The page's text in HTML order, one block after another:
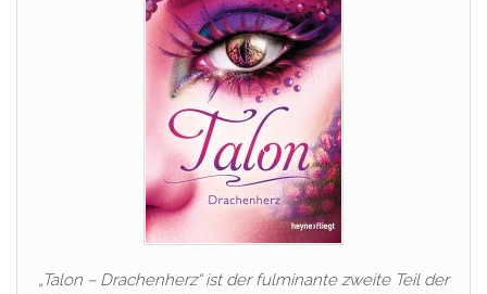
„Talon – Drachenherz“ ist der fulminante zweite Teil der